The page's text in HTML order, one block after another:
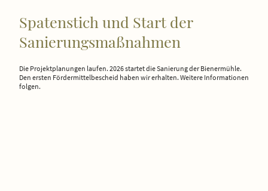
Spatenstich und Start der
Sanierungsmaßnahmen
Die Projektplanungen laufen. 2026 startet die Sanierung der Bienermühle.
Den ersten Fördermittelbescheid haben wir erhalten. Weitere Informationen
folgen.